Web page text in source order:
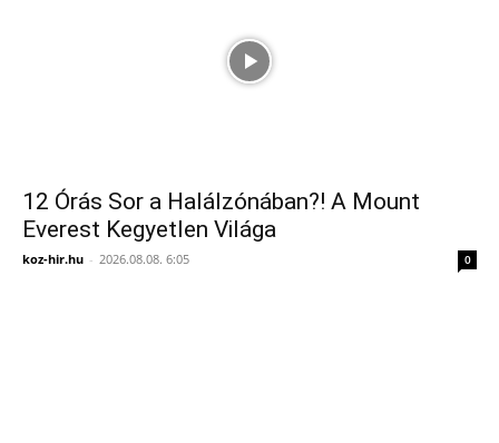
12 Órás Sor a Halálzónában?! A Mount
Everest Kegyetlen Világa
koz-hir.hu - 2026.08.08. 6:05 0